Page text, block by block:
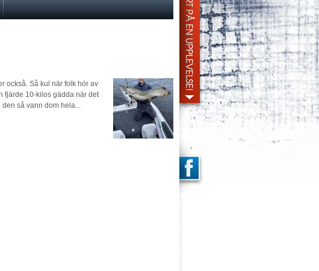
också. Så kul när folk hör av
fjärde 10-kilos gädda när det
så vann dom hela...